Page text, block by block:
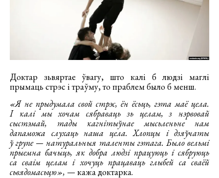
Доктар зьвяртае ўвагу, што калі б людзі маглі
прымаць стрэс і траўму, то праблем было б менш.
«Я не прыдумала свой стрэс, ён ёсьць, гэта маё цела.
І калі мы хочам сябраваць зь целам, з нэрвовай
сыстэмай, тады кагнітыўнае мысьленьне нам
дапаможа слухаць наша цела. Хлопцы і дзяўчаты
ў групе — натуральныя таленты гэтага. Было вельмі
прыемна бачыць, як добра людзі працуюць і сябруюць
са сваім целам і хочуць працаваць глыбей са сваёй
сьвядомасьцю», — кажа доктарка.